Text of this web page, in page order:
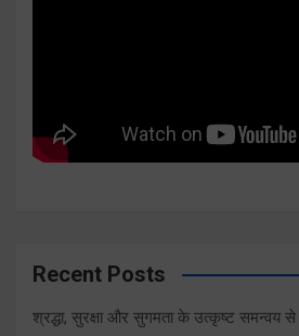
Recent Posts
श्रद्धा, सुरक्षा और सुगमता के उत्कृष्ट समन्वय